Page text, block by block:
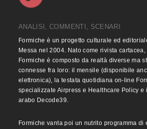
ANALISI, COMMENTI, SCENARI
Formiche è un progetto culturale ed
Messa nel 2004. Nato come rivista
Formiche è composto da realtà diverse ma
connesse fra loro: il mensile (disponibile
elettronica), la testata quotidiana on-line
specializzate Airpress e Healthcare Policy e
arabo Decode39.
Formiche vanta poi un nutrito programma di